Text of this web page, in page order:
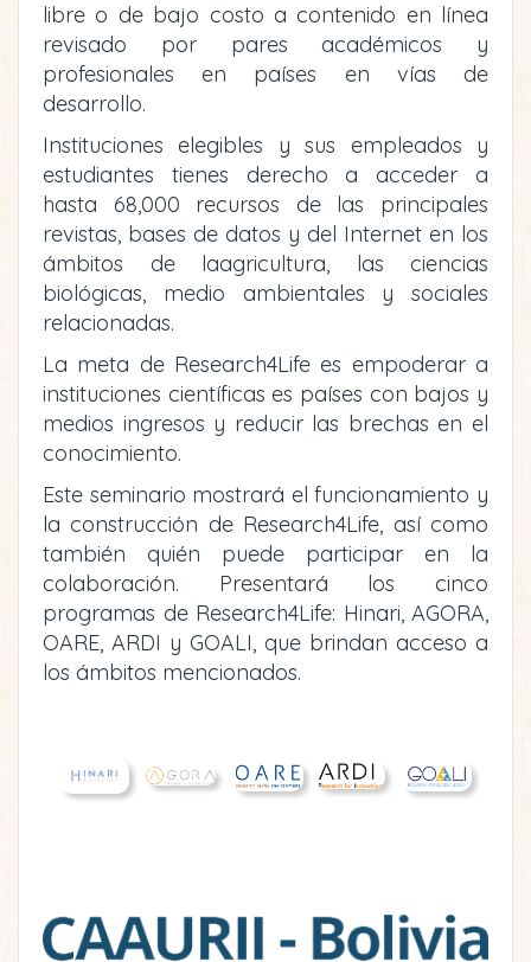
libre o de bajo costo a contenido en línea
revisado por pares académicos y
profesionales en países en vías de
desarrollo.
Instituciones elegibles y sus empleados y
estudiantes tienes derecho a acceder a
hasta 68,000 recursos de las principales
revistas, bases de datos y del Internet en los
ámbitos de laagricultura, las ciencias
biológicas, medio ambientales y sociales
relacionadas.
La meta de Research4Life es empoderar a
instituciones científicas es países con bajos y
medios ingresos y reducir las brechas en el
conocimiento.
Este seminario mostrará el funcionamiento y
la construcción de Research4Life, así como
también quién puede participar en la
colaboración. Presentará los cinco
programas de Research4Life: Hinari, AGORA,
OARE, ARDI y GOALI, que brindan acceso a
los ámbitos mencionados.